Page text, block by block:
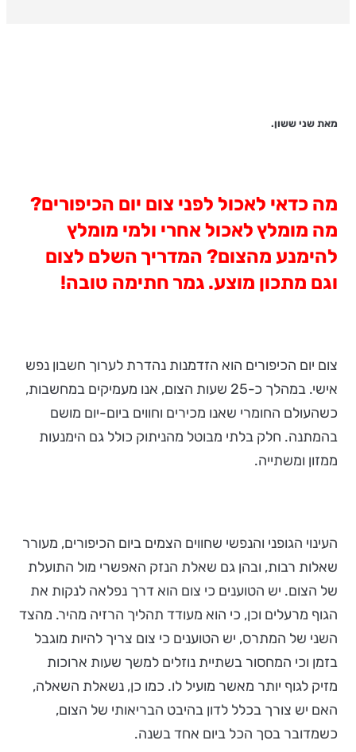
מאת שני ששון.
מה כדאי לאכול לפני צום יום הכיפורים?
מה מומלץ לאכול אחרי ולמי מומלץ
להימנע מהצום? המדריך השלם לצום
וגם מתכון מוצע. גמר חתימה טובה!
צום יום הכיפורים הוא הזדמנות נהדרת לערוך חשבון נפש
אישי. במהלך כ-25 שעות הצום, אנו מעמיקים במחשבות,
כשהעולם החומרי שאנו מכירים וחווים ביום-יום מושם
בהמתנה. חלק בלתי מבוטל מהניתוק כולל גם הימנעות
ממזון ומשתייה.
העינוי הגופני והנפשי שחווים הצמים ביום הכיפורים, מעורר
שאלות רבות, ובהן גם שאלת הנזק האפשרי מול התועלת
של הצום. יש הטוענים כי צום הוא דרך נפלאה לנקות את
הגוף מרעלים וכן, כי הוא מעודד תהליך הרזיה מהיר. מהצד
השני של המתרס, יש הטוענים כי צום צריך להיות מוגבל
בזמן וכי המחסור בשתיית נוזלים למשך שעות ארוכות
מזיק לגוף יותר מאשר מועיל לו. כמו כן, נשאלת השאלה,
האם יש צורך בכלל לדון בהיבט הבריאותי של הצום,
כשמדובר בסך הכל ביום אחד בשנה.